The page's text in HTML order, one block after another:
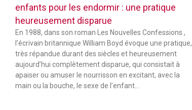
enfants pour les endormir : une pratique
heureusement disparue
En 1988, dans son roman Les Nouvelles Confessions ,
l’écrivain britannique William Boyd évoque une pratique,
très répandue durant des siècles et heureusement
aujourd’hui complètement disparue, qui consistait à
apaiser ou amuser le nourrisson en excitant, avec la
main ou la bouche, le sexe de l’enfant…